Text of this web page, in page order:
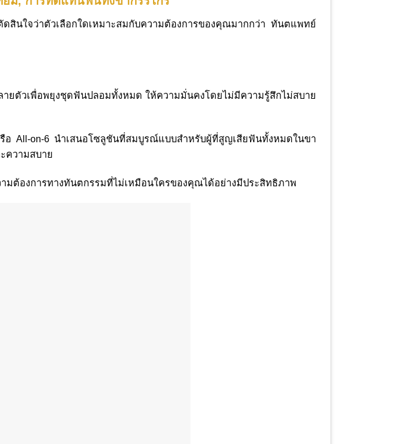
สินใจว่าตัวเลือกใดเหมาะสมกับความต้องการของคุณมากกว่า ทันตแพทย์
ายตัวเพื่อพยุงชุดฟันปลอมทั้งหมด ให้ความมั่นคงโดยไม่มีความรู้สึกไม่สบาย
อ All-on-6 นำเสนอโซลูชันที่สมบูรณ์แบบสำหรับผู้ที่สูญเสียฟันทั้งหมดในขา
ความสบาย
มต้องการทางทันตกรรมที่ไม่เหมือนใครของคุณได้อย่างมีประสิทธิภาพ